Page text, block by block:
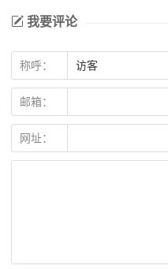
我要评论
称呼：
邮箱：
网址：